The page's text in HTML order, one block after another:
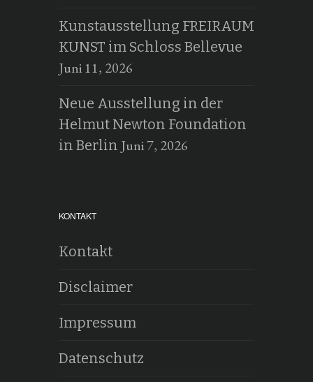
Kunstausstellung FREIRAUM
KUNST im Schloss Bellevue
Juni 11, 2026
Neue Ausstellung in der
Helmut Newton Foundation
in Berlin Juni 7, 2026
KONTAKT
Kontakt
Disclaimer
Impressum
Datenschutz